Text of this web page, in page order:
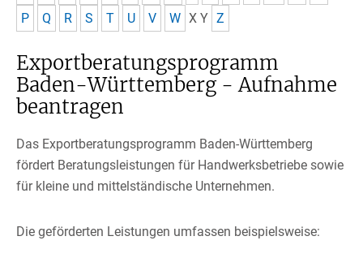
P
Q R S T U V W X Y Z
Exportberatungsprogramm
Baden-Württemberg - Aufnahme
beantragen
Das Exportberatungsprogramm Baden-Württemberg
fördert Beratungsleistungen für Handwerksbetriebe sowie
für kleine und mittelständische Unternehmen.
Die geförderten Leistungen umfassen beispielsweise: